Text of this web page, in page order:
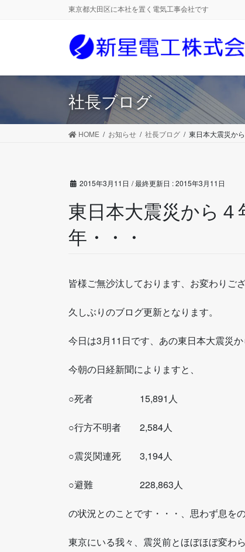
に
ョ
東京都大田区に本社を置く電気工事会社です
社長ブログ
HOME お知らせ 社長ブログ 東日本大震災か
2015年3月11日 / 最終更新日 :2015年3月11日
東日本大震災から
年・・・
皆様ご無沙汰しております、お変わりご
久しぶりのブログ更新となります。
今日は3月11日です、あの東日本大震災か
今朝の日経新聞によりますと、
○死者 15,891人
○行方不明者 2,584人
○震災関連死 3,194人
○避難 228,863人
の状況とのことです・・・、思わず息をの
東京にいる我々、震災前とほぼほぼ変わ